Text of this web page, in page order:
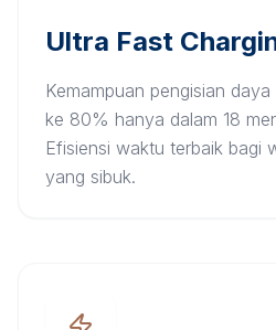
Ultra Fast
Kemampuan pengisian
ke 80% hanya dalam 18
Efisiensi waktu terbaik bagi
yang sibuk.